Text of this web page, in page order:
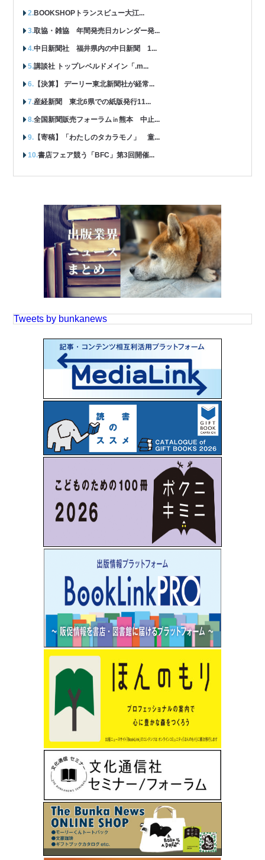
BOOKSHOPトランスビュー大江...
取協・雑協 年間発売日カレンダー発...
中日新聞社 福井県内の中日新聞 1...
講談社 トップレベルドメイン「.m...
【決算】 デーリー東北新聞社が経常...
産経新聞 東北6県での紙版発行11...
全国新聞販売フォーラム㏌熊本 中止...
【寄稿】「わたしのタカラモノ」 童...
書店フェア競う「BFC」第3回開催...
Tweets by bunkanews